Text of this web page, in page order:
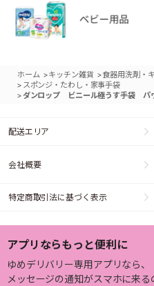
ホーム >キッチン雑貨 >食器用洗剤・
> スポンジ・たわし・家事手袋
> ダンロップ ビニール極うす手袋 パ
配送エリア
会社概要
特定商取引法に基づく表示
アプリならもっと便利に
ゆめデリバリー専用アプリなら、
メッセージの通知がスマホに来る